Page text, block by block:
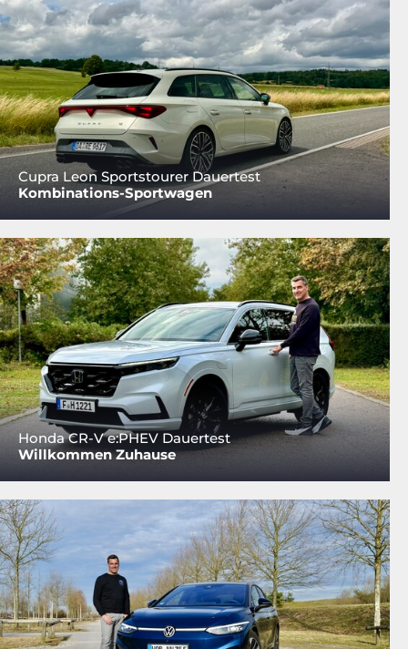
Cupra Leon Sportstourer Dauertest
Kombinations-Sportwagen
Honda CR-V e:PHEV Dauertest
Willkommen Zuhause